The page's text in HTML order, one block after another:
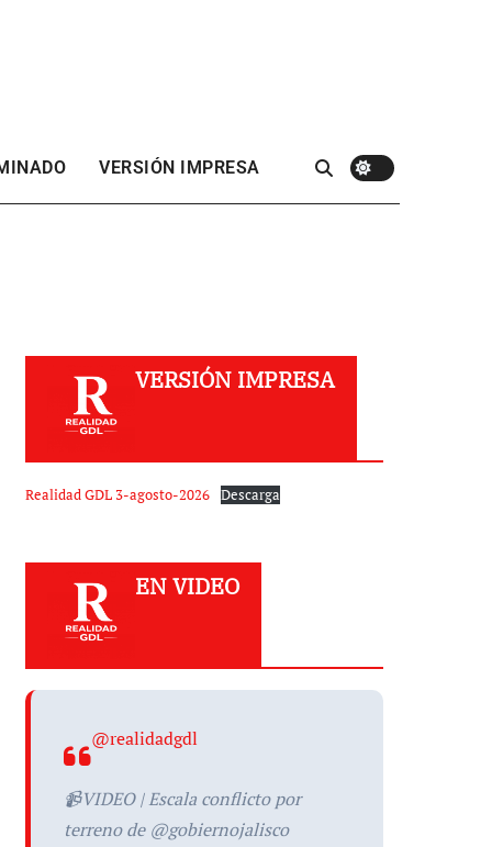
VERSIÓN IMPRESA
VERSIÓN IMPRESA
Realidad GDL 3-agosto-2026 Descarga
EN VIDEO
@realidadgdl
📹VIDEO | Escala conflicto por
terreno de @gobiernojalisco